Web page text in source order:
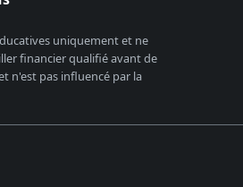
uniquement et ne
financier qualifié avant de
n'est pas influencé par la